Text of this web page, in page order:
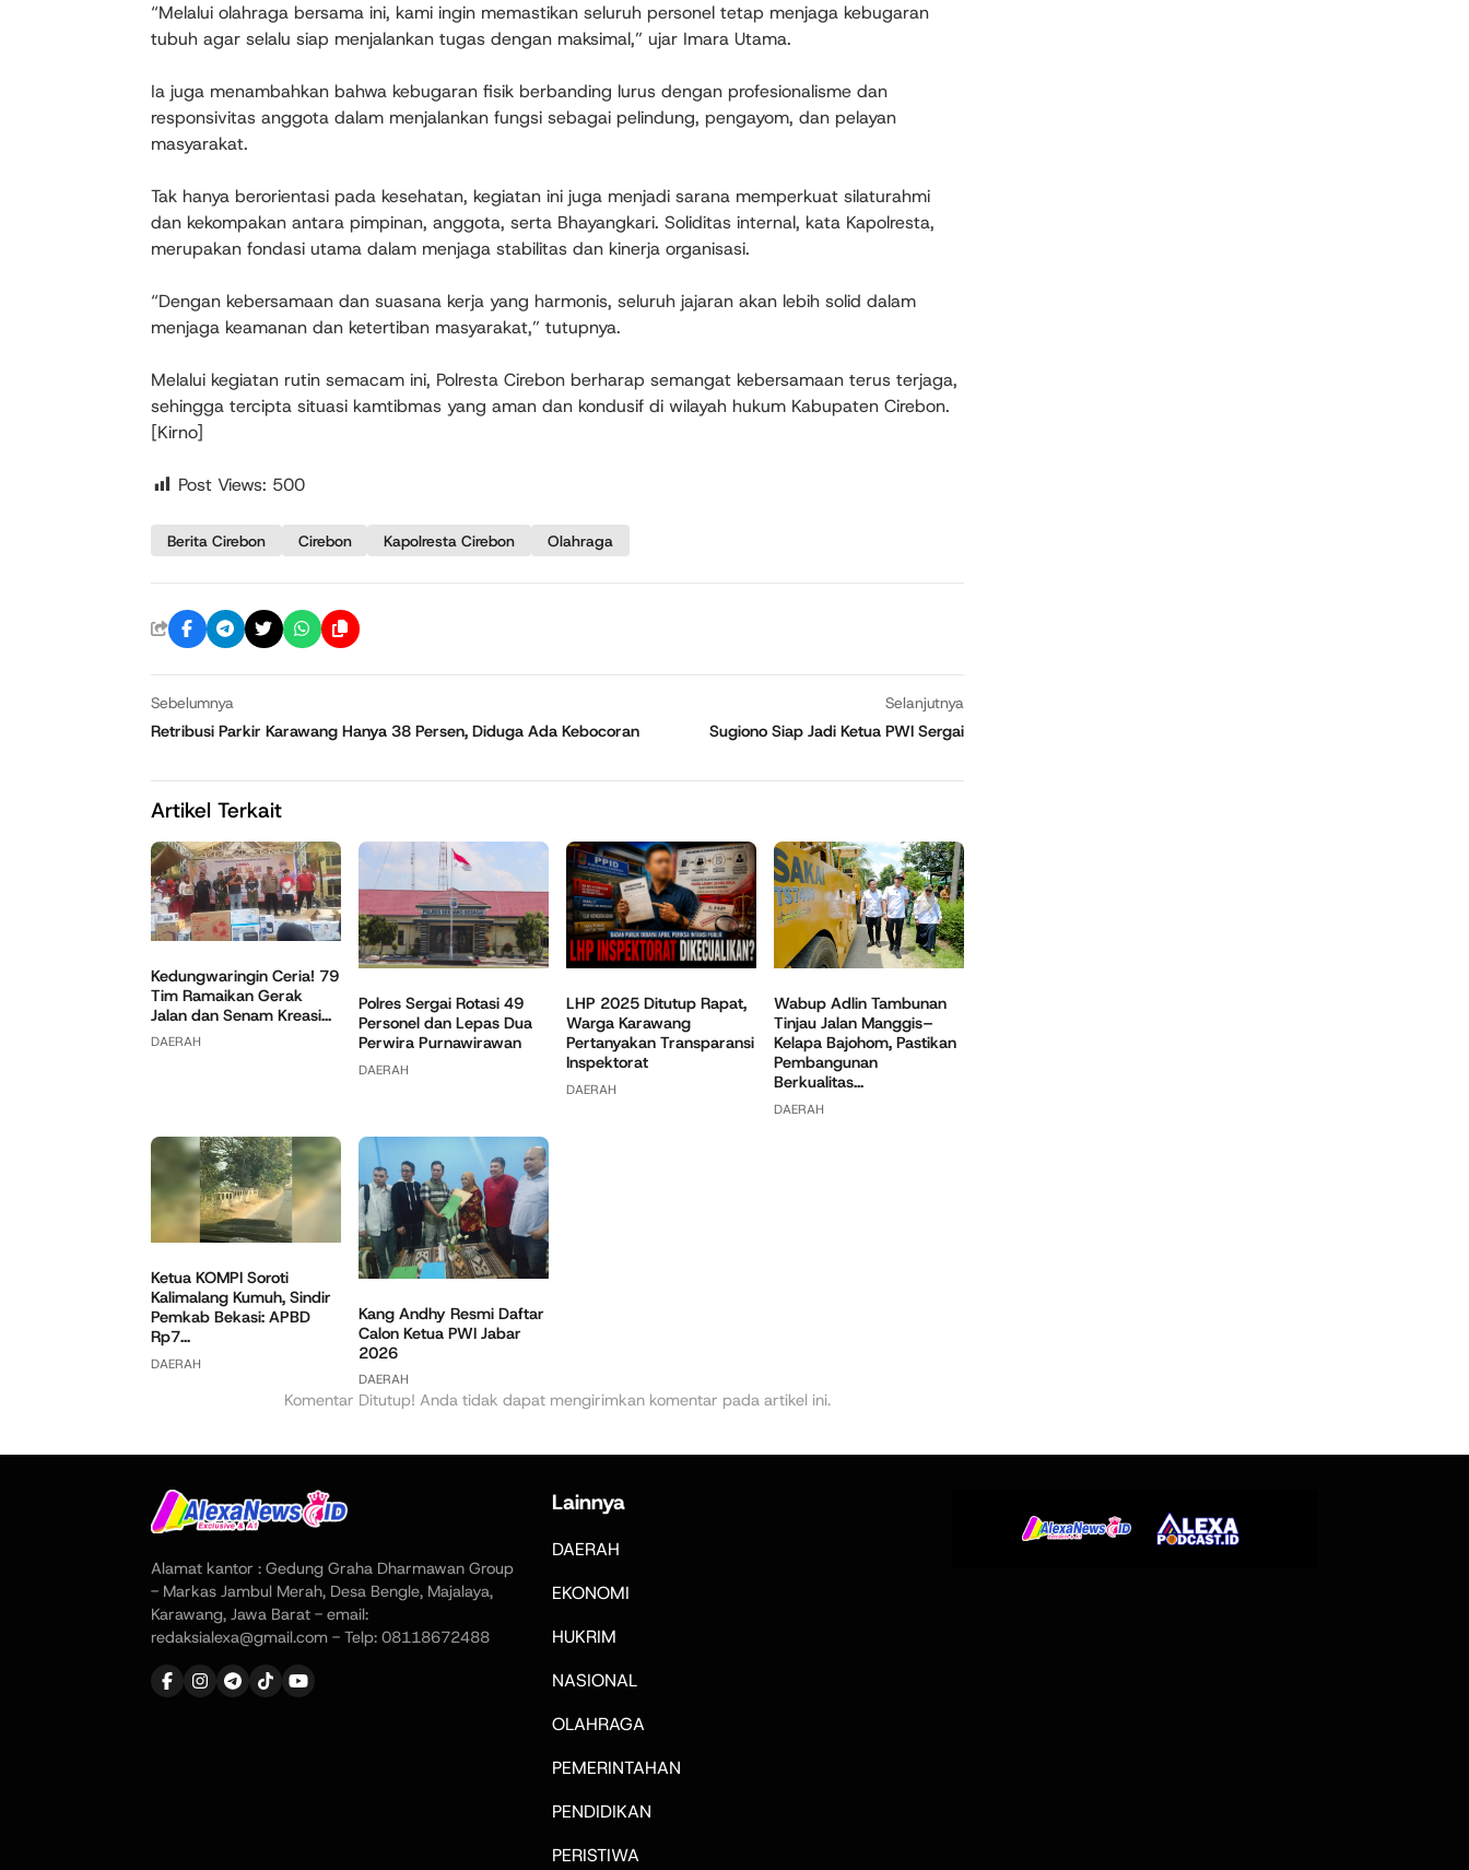
“Melalui olahraga bersama ini, kami ingin memastikan seluruh personel tetap menjaga kebugaran
tubuh agar selalu siap menjalankan tugas dengan maksimal,” ujar Imara Utama.
Ia juga menambahkan bahwa kebugaran fisik berbanding lurus dengan profesionalisme dan
responsivitas anggota dalam menjalankan fungsi sebagai pelindung, pengayom, dan pelayan
masyarakat.
Tak hanya berorientasi pada kesehatan, kegiatan ini juga menjadi sarana memperkuat silaturahmi
dan kekompakan antara pimpinan, anggota, serta Bhayangkari. Soliditas internal, kata Kapolresta,
merupakan fondasi utama dalam menjaga stabilitas dan kinerja organisasi.
“Dengan kebersamaan dan suasana kerja yang harmonis, seluruh jajaran akan lebih solid dalam
menjaga keamanan dan ketertiban masyarakat,” tutupnya.
Melalui kegiatan rutin semacam ini, Polresta Cirebon berharap semangat kebersamaan terus terjaga,
sehingga tercipta situasi kamtibmas yang aman dan kondusif di wilayah hukum Kabupaten Cirebon.
[Kirno]
Post Views: 500
Berita Cirebon Cirebon Kapolresta Cirebon Olahraga
Sebelumnya
Retribusi Parkir Karawang Hanya 38 Persen, Diduga Ada Kebocoran
Selanjutnya
Sugiono Siap Jadi Ketua PWI Sergai
Artikel Terkait
Kedungwaringin Ceria! 79
Tim Ramaikan Gerak
Jalan dan Senam Kreasi...
DAERAH
Polres Sergai Rotasi 49
Personel dan Lepas Dua
Perwira Purnawirawan
DAERAH
LHP 2025 Ditutup Rapat,
Warga Karawang
Pertanyakan Transparansi
Inspektorat
DAERAH
Wabup Adlin Tambunan
Tinjau Jalan Manggis–
Kelapa Bajohom, Pastikan
Pembangunan
Berkualitas...
DAERAH
Ketua KOMPI Soroti
Kalimalang Kumuh, Sindir
Pemkab Bekasi: APBD
Rp7...
DAERAH
Kang Andhy Resmi Daftar
Calon Ketua PWI Jabar
2026
DAERAH
Komentar Ditutup! Anda tidak dapat mengirimkan komentar pada artikel ini.
Alamat kantor : Gedung Graha Dharmawan Group
- Markas Jambul Merah, Desa Bengle, Majalaya,
Karawang, Jawa Barat - email:
redaksialexa@gmail.com - Telp: 08118672488
Lainnya
DAERAH
EKONOMI
HUKRIM
NASIONAL
OLAHRAGA
PEMERINTAHAN
PENDIDIKAN
PERISTIWA